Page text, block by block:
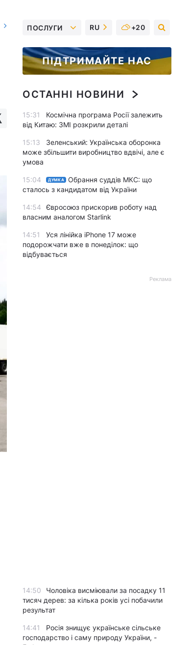
ПОСЛУГИ RU +20
ПІДТРИМАЙТЕ НАС
ОСТАННІ НОВИНИ
15:31
Космічна програма Росії залежить
від Китаю: ЗМІ розкрили деталі
15:13
Зеленський: Українська оборонка
може збільшити виробництво вдвічі, але є
умова
15:04 ДУМКА
Обрання суддів МКС: що
сталось з кандидатом від України
14:54
Євросоюз прискорив роботу над
власним аналогом Starlink
14:51
Уся лінійка iPhone 17 може
подорожчати вже в понеділок: що
відбувається
Реклама
14:50
Чоловіка висміювали за посадку 11
тисяч дерев: за кілька років усі побачили
результат
14:41
Росія знищує українське сільське
господарство і саму природу України, -